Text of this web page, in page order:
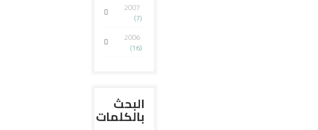
2007
(7)
2006
(16)
البحث
بالكلمات